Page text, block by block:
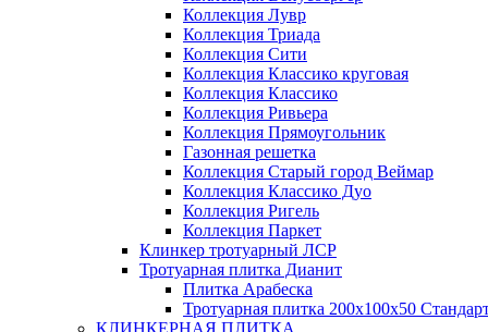
Коллекция Лувр
Коллекция Триада
Коллекция Сити
Коллекция Классико круговая
Коллекция Классико
Коллекция Ривьера
Коллекция Прямоугольник
Газонная решетка
Коллекция Старый город Веймар
Коллекция Классико Дуо
Коллекция Ригель
Коллекция Паркет
Клинкер тротуарный ЛСР
Тротуарная плитка Дианит
Плитка Арабеска
Тротуарная плитка 200х100х50
КЛИНКЕРНАЯ ПЛИТКА